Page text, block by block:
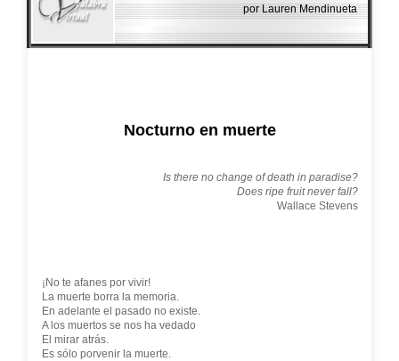
por Lauren Mendinueta
Nocturno en muerte
Is there no change of death in paradise?
Does ripe fruit never fall?
Wallace Stevens
¡No te afanes por vivir!
La muerte borra la memoria.
En adelante el pasado no existe.
A los muertos se nos ha vedado
El mirar atrás.
Es sólo porvenir la muerte.